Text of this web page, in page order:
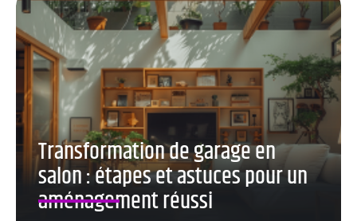
Transformation de garage en
salon : étapes et astuces pour un
aménagement réussi